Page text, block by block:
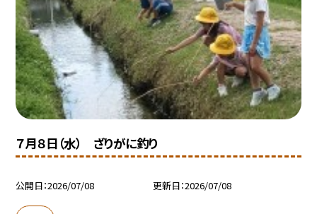
７月８日（水） ざりがに釣り
公開日 2026/07/08 更新日 2026/07/08